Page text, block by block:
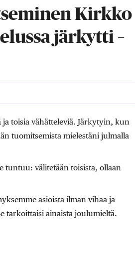
Kirkko
järkytti –
toisia vähätteleviä. Järkytyin, kun
tuomitsemista mielestäni julmalla
tuntuu: välitetään toisista, ollaan
asioista ilman vihaa ja
tarkoittaisi ainaista joulumieltä.